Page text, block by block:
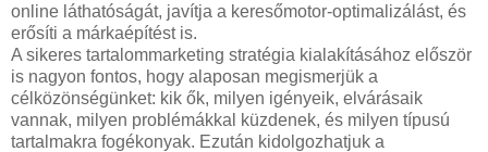
online láthatóságát, javítja a keresőmotor-optimalizálást, és
erősíti a márkaépítést is.
A sikeres tartalommarketing stratégia kialakításához először
is nagyon fontos, hogy alaposan megismerjük a
célközönségünket: kik ők, milyen igényeik, elvárásaik
vannak, milyen problémákkal küzdenek, és milyen típusú
tartalmakra fogékonyak. Ezután kidolgozhatjuk a